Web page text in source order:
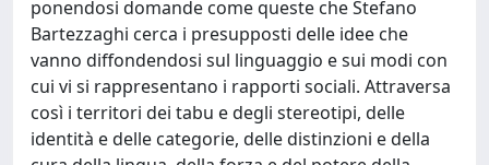
ponendosi domande come queste che Stefano
Bartezzaghi cerca i presupposti delle idee che
vanno diffondendosi sul linguaggio e sui modi con
cui vi si rappresentano i rapporti sociali. Attraversa
così i territori dei tabu e degli stereotipi, delle
identità e delle categorie, delle distinzioni e della